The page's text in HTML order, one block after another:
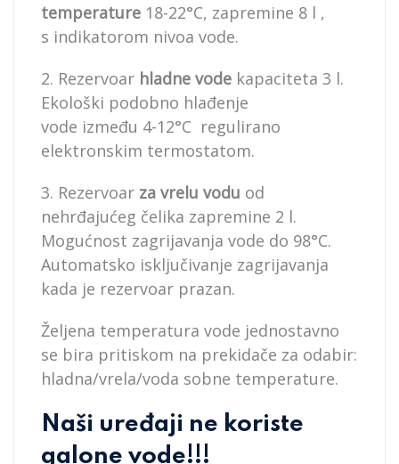
temperature 18-22°C, zapremine 8 l ,
s indikatorom nivoa vode.
2. Rezervoar hladne vode kapaciteta 3 l.
Ekološki podobno hlađenje
vode između 4-12°C regulirano
elektronskim termostatom.
3. Rezervoar za vrelu vodu od
nehrđajućeg čelika zapremine 2 l.
Mogućnost zagrijavanja vode do 98°C.
Automatsko isključivanje zagrijavanja
kada je rezervoar prazan.
Željena temperatura vode jednostavno
se bira pritiskom na prekidače za odabir:
hladna/vrela/voda sobne temperature.
Naši uređaji ne koriste
galone vode!!!